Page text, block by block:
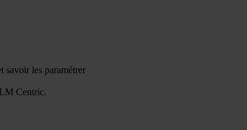
savoir les paramétrer
Centric.